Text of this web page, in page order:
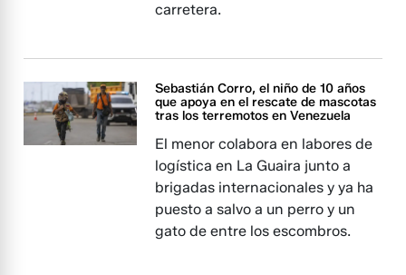
carretera.
Sebastián Corro, el niño de 10 años
que apoya en el rescate de mascotas
tras los terremotos en Venezuela
El menor colabora en labores de
logística en La Guaira junto a
brigadas internacionales y ya ha
puesto a salvo a un perro y un
gato de entre los escombros.